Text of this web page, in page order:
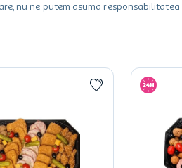
nu ne putem asuma